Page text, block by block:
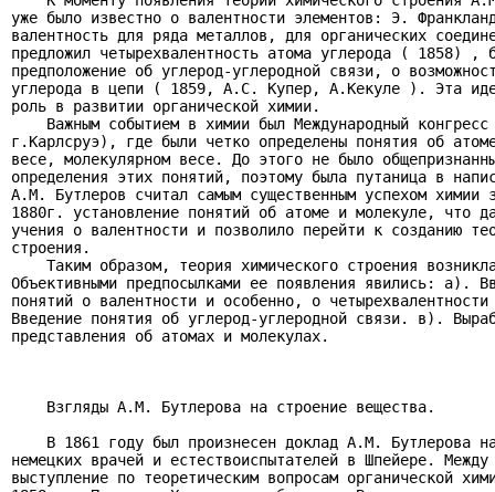
уже было известно о валентности элементов: Э.
валентность для ряда металлов, для органических
предложил четырехвалентность атома углерода ( 1858) ,
предположение об углерод-углеродной связи, о
углерода в цепи ( 1859, А.С. Купер, А.Кекуле ). Эта
роль в развитии органической химии.
Важным событием в химии был Международный конгресс
г.Карлсруэ), где были четко определены понятия об
весе, молекулярном весе. До этого не было
определения этих понятий, поэтому была путаница в
А.М. Бутлеров считал самым существенным успехом химии
1880г. установление понятий об атоме и молекуле, что
учения о валентности и позволило перейти к созданию
строения.
Таким образом, теория химического строения
Объективными предпосылками ее появления явились: а).
понятий о валентности и особенно, о
Введение понятия об углерод-углеродной связи. в).
представления об атомах и молекулах.
    Взгляды А.М. Бутлерова на строение вещества.
В 1861 году был произнесен доклад А.М. Бутлерова
немецких врачей и естествоиспытателей в Шпейере.
выступление по теоретическим вопросам органической